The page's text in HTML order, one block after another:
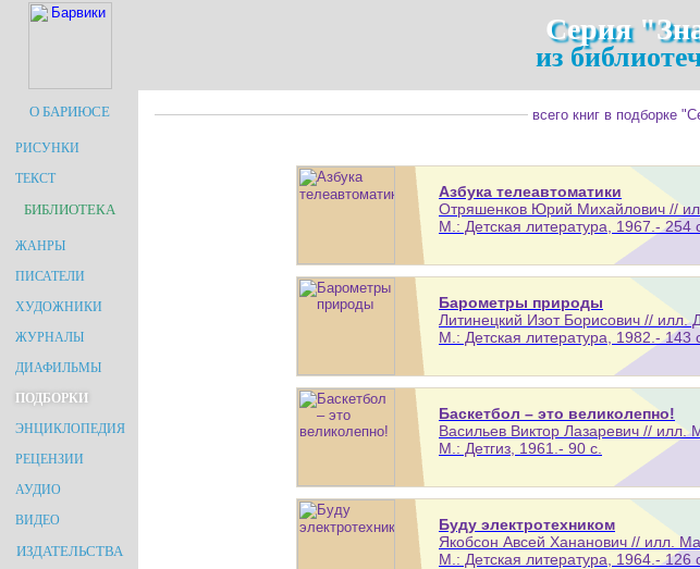
Серия
из
О БАРИЮСЕ
РИСУНКИ
ТЕКСТ
БИБЛИОТЕКА
ЖАНРЫ
ПИСАТЕЛИ
ХУДОЖНИКИ
ЖУРНАЛЫ
ДИАФИЛЬМЫ
ПОДБОРКИ
ЭНЦИКЛОПЕДИЯ
РЕЦЕНЗИИ
АУДИО
ВИДЕО
ИЗДАТЕЛЬСТВА
всего книг в подборке
Азбука телеавтоматики
Отряшенков Юрий Михайлович //
М.: Детская литература, 1967.- 254
Барометры природы
Литинецкий Изот Борисович //
М.: Детская литература, 1982.- 143
Баскетбол – это великолепно!
Васильев Виктор Лазаревич // илл.
М.: Детгиз, 1961.- 90 с.
Буду электротехником
Якобсон Авсей Хананович // илл.
М.: Детская литература, 1964.- 126